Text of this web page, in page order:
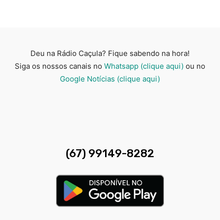
Deu na Rádio Caçula? Fique sabendo na hora!
Siga os nossos canais no Whatsapp (clique aqui) ou no
Google Notícias (clique aqui)
(67) 99149-8282